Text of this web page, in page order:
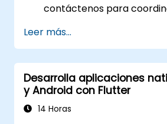
contáctenos para
Leer más...
Desarrolla aplicaciones
y Android con Flutter
14 Horas